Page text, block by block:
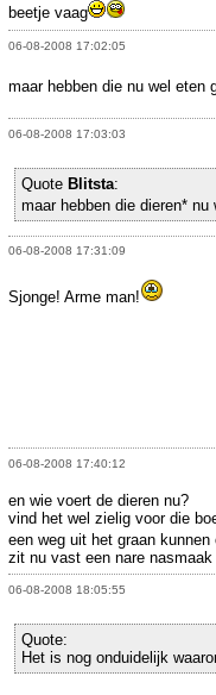
beetje vaag
06-08-2008 17:02:05
maar hebben die nu wel eten
06-08-2008 17:03:03
Quote Blitsta:
maar hebben die dieren* nu
06-08-2008 17:31:09
Sjonge! Arme man!
06-08-2008 17:40:12
en wie voert de dieren nu?
vind het wel zielig voor die
een weg uit het graan kunnen
zit nu vast een nare nasmaak
06-08-2008 18:05:55
Quote:
Het is nog onduidelijk